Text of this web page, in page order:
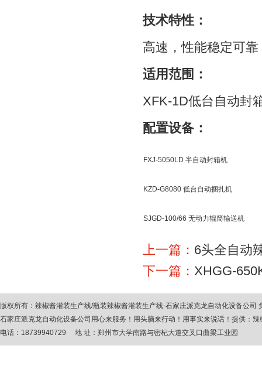
技术特性：
高速，性能稳定可
适用范围：
XFK-1D低台自动封
配置设备：
FXJ-5050LD 半自动封箱机
KZD-G8080 低台自动捆扎机
SJGD-100/66 无动力辊筒输送机
上一篇： 6头全自动
下一篇： XHGG-
版权所有： 辣椒酱灌装生产线/瓶装辣椒酱灌装生产线-石家庄派克龙自动化设备公司
石家庄派克龙自动化设备公司用心来服务！用头脑来行动！用事实来说话！提供： 辣
电话：18739940729 地 址：郑州市大学南路与密杞大道交叉口曲梁工业园